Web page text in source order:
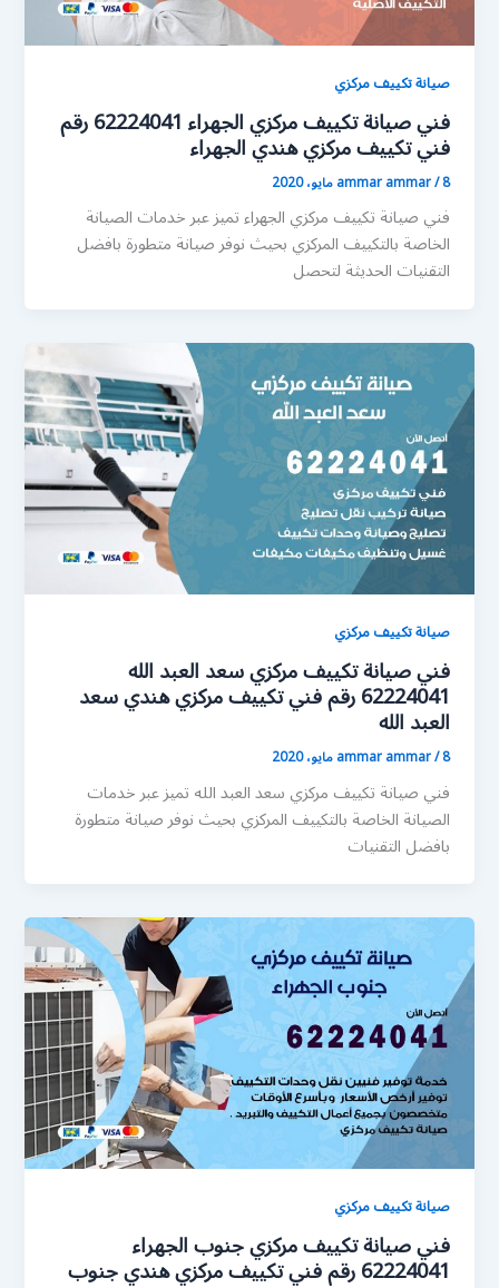
صيانة تكييف مركزي
فني صيانة تكييف مركزي الجهراء 62224041 رقم
فني تكييف مركزي هندي الجهراء
ammar ammar/8 مايو، 2020
فني صيانة تكييف مركزي الجهراء تميز عبر خدمات الصيانة
الخاصة بالتكييف المركزي بحيث نوفر صيانة متطورة بافضل
التقنيات الحديثة لتحصل
صيانة تكييف مركزي
فني صيانة تكييف مركزي سعد العبد الله
62224041 رقم فني تكييف مركزي هندي سعد
العبد الله
ammar ammar/8 مايو، 2020
فني صيانة تكييف مركزي سعد العبد الله تميز عبر خدمات
الصيانة الخاصة بالتكييف المركزي بحيث نوفر صيانة متطورة
بافضل التقنيات
صيانة تكييف مركزي
فني صيانة تكييف مركزي جنوب الجهراء
62224041 رقم فني تكييف مركزي هندي جنوب